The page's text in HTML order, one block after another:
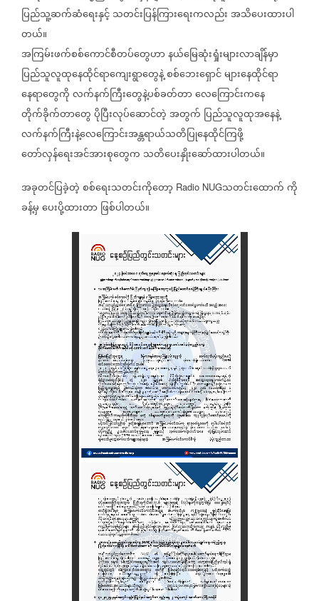
ပြည်သူ့ဆက်ဆံရေးနှင့်သတင်းပြန်ကြားရေးကလည်းအသိပေးထားပါ
တယ်။
အကြမ်းဖက်စစ်ကောင်စီတပ်တွေဟာနယ်မြေဆုံးရှုံးများလာချိန်မှာ
ပြည်သူလူထုနေထိုင်ရာကျေးရွာတွေနဲ့စစ်ဘေးရှောင်များနေထိုင်ရာ
နေရာတွေကိုလက်နက်ကြီးတွေနဲ့ပစ်ခတ်တာလေကြောင်းကနေ
တိုက်ခိုက်တာတွေပိုပြီးလုပ်ဆောင်တဲ့အတွက် ပြည်သူလူထုအနေနဲ့
လက်နက်ကြီးနဲ့လေကြောင်းအန္တရာယ်သတိပြုနေထိုင်ကြဖို့
တော်လှန်ရေးအင်အားစုတွေက သတိပေးနှိုးဆော်ထားပါတယ်။
အခုတင်ပြခဲ့တဲ့စစ်ရေးသတင်း‌ကိုတော့ Radio NUGသတင်းထောက်ကို
ခန့်မှပေးပို့ထားတာဖြစ်ပါတယ်။